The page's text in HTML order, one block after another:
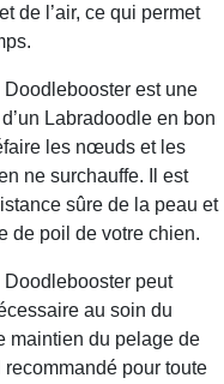
de l’air, ce qui permet
Doodlebooster est une
Labradoodle en bon
les nœuds et les
ne surchauffe. Il est
sûre de la peau et
de poil de votre chien.
Doodlebooster peut
au soin du
maintien du pelage de
recommandé pour toute